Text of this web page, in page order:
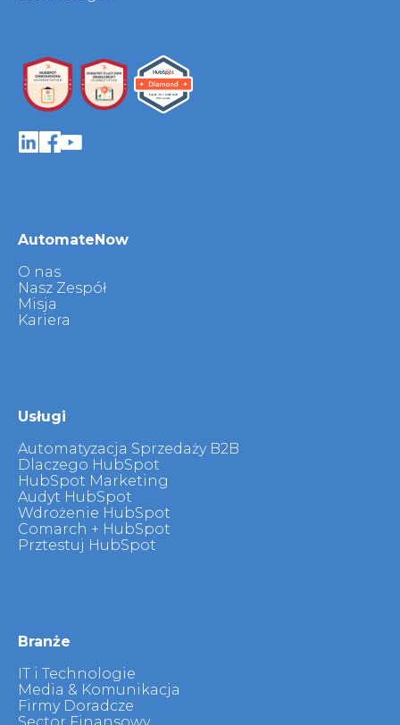
AutomateNow
O nas
Nasz Zespół
Misja
Kariera
Usługi
Automatyzacja Sprzedaży B2B
Dlaczego HubSpot
HubSpot Marketing
Audyt HubSpot
Wdrożenie HubSpot
Comarch + HubSpot
Prztestuj HubSpot
Branże
IT i Technologie
Media & Komunikacja
Firmy Doradcze